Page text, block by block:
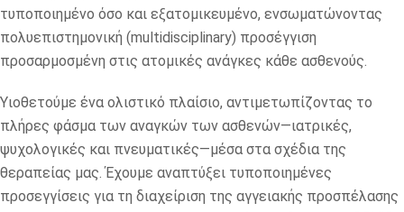
τυποποιημένο όσο και εξατομικευμένο, ενσωματώνοντας
πολυεπιστημονική (multidisciplinary) προσέγγιση
προσαρμοσμένη στις ατομικές ανάγκες κάθε ασθενούς.
Υιοθετούμε ένα ολιστικό πλαίσιο, αντιμετωπίζοντας το
πλήρες φάσμα των αναγκών των ασθενών—ιατρικές,
ψυχολογικές και πνευματικές—μέσα στα σχέδια της
θεραπείας μας. Έχουμε αναπτύξει τυποποιημένες
προσεγγίσεις για τη διαχείριση της αγγειακής προσπέλασης